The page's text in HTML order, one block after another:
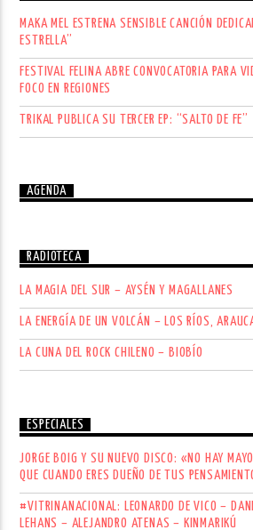
MAKA MEL ESTRENA SENSIBLE CANCIÓN
ESTRELLA”
FESTIVAL FELINA ABRE CONVOCATORIA PARA
FOCO EN REGIONES
TRIKAL PUBLICA SU TERCER EP: “SALTO DE FE”
AGENDA
RADIOTECA
LA MAGIA DEL SUR – AYSÉN Y MAGALLANES
LA ENERGÍA DE UN VOLCÁN – LOS RÍOS,
LA CUNA DEL ROCK CHILENO – BIOBÍO
ESPECIALES
JORGE BOIG Y SU NUEVO DISCO: «NO HAY
QUE CUANDO ERES DUEÑO DE TUS
#VITRINANACIONAL: LEONARDO DE VICO –
LEHANS – ALEJANDRO ATENAS – KINMARIKÚ